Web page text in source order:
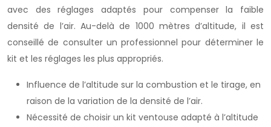
avec des réglages adaptés pour compenser la faible
densité de l’air. Au-delà de 1000 mètres d’altitude, il est
conseillé de consulter un professionnel pour déterminer le
kit et les réglages les plus appropriés.
Influence de l’altitude sur la combustion et le tirage, en
raison de la variation de la densité de l’air.
Nécessité de choisir un kit ventouse adapté à l’altitude